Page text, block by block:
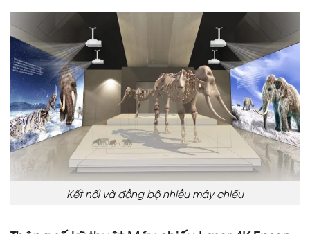
Kết nối và đồng bộ nhiều máy chiếu